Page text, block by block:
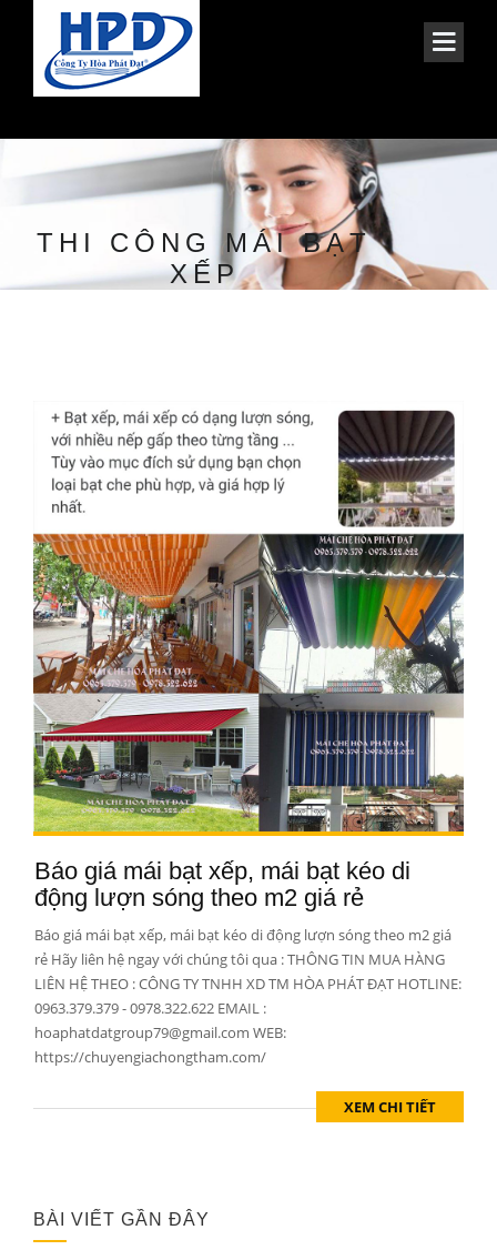
THI CÔNG MÁI BẠT
XẾP
Báo giá mái bạt xếp, mái bạt kéo di
động lượn sóng theo m2 giá rẻ
Báo giá mái bạt xếp, mái bạt kéo di động lượn sóng theo m2 giá
rẻ Hãy liên hệ ngay với chúng tôi qua : THÔNG TIN MUA HÀNG
LIÊN HỆ THEO : CÔNG TY TNHH XD TM HÒA PHÁT ĐẠT HOTLINE:
0963.379.379 - 0978.322.622 EMAIL :
hoaphatdatgroup79@gmail.com WEB:
https://chuyengiachongtham.com/
XEM CHI TIẾT
BÀI VIẾT GẦN ĐÂY